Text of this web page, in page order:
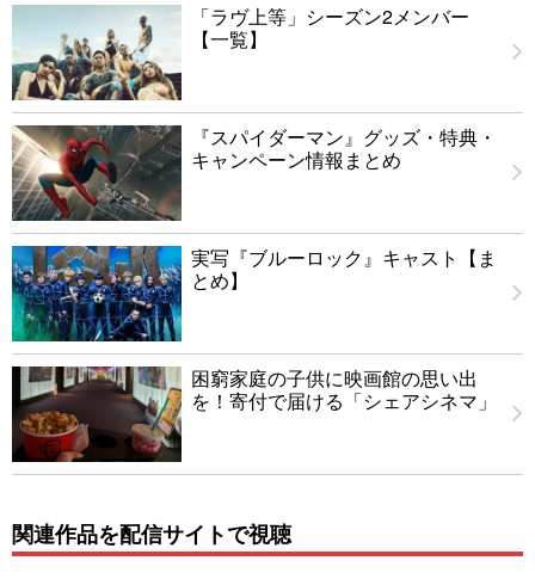
「ラヴ上等」シーズン2メンバー
【一覧】
『スパイダーマン』グッズ・特典・
キャンペーン情報まとめ
実写『ブルーロック』キャスト【ま
とめ】
困窮家庭の子供に映画館の思い出
を！寄付で届ける「シェアシネマ」
関連作品を配信サイトで視聴